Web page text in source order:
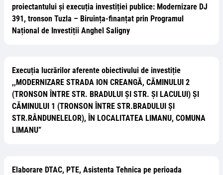
proiectantului și execuția investiției publice: Modernizare DJ
391, tronson Tuzla – Biruința-finanțat prin Programul
Național de Investiții Anghel Saligny
Execuția lucrărilor aferente obiectivului de investiție
,,MODERNIZARE STRADA ION CREANGĂ, CĂMINULUI 2
(TRONSON ÎNTRE STR. BRADULUI ȘI STR. ȘI LACULUI) ȘI
CĂMINULUI 1 (TRONSON ÎNTRE STR.BRADULUI ȘI
STR.RÂNDUNELELOR), ÎN LOCALITATEA LIMANU, COMUNA
LIMANU”
Elaborare DTAC, PTE, Asistenta Tehnica pe perioada